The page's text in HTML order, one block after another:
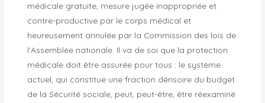
médicale gratuite, mesure jugée inappropriée et
contre-productive par le corps médical et
heureusement annulée par la Commission des lois de
l’Assemblée nationale. Il va de soi que la protection
médicale doit être assurée pour tous : le système
actuel, qui constitue une fraction dérisoire du budget
de la Sécurité sociale, peut, peut-être, être réexaminé